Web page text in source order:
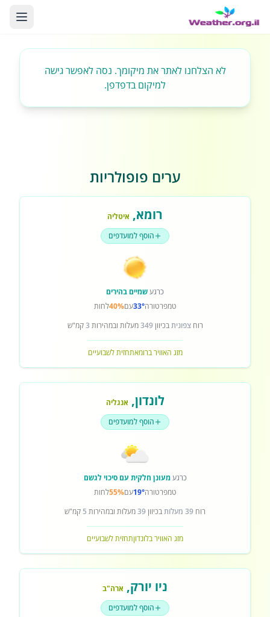
לא הצלחנו לאתר את מיקומך. נסה לאפשר גישה
למיקום בדפדפן.
ערים פופולריות
רומא, איטליה
הוסף למועדפים
כרגעשמיים בהירים
טמפרטורה33°עם40%לחות
רוחצפוניתבכיוון349מעלות ובמהירות 3קמ"ש
מזג האוויר ברומאתחזית לשבועיים
לונדון, אנגליה
הוסף למועדפים
כרגעמעונן חלקית עם סיכוי לגשם
טמפרטורה19°עם55%לחות
רוח 39 מעלות בכיוון39מעלות ובמהירות 5 קמ"ש
מזג האוויר בלונדוןתחזית לשבועיים
ניו יורק, ארה"ב
הוסף למועדפים